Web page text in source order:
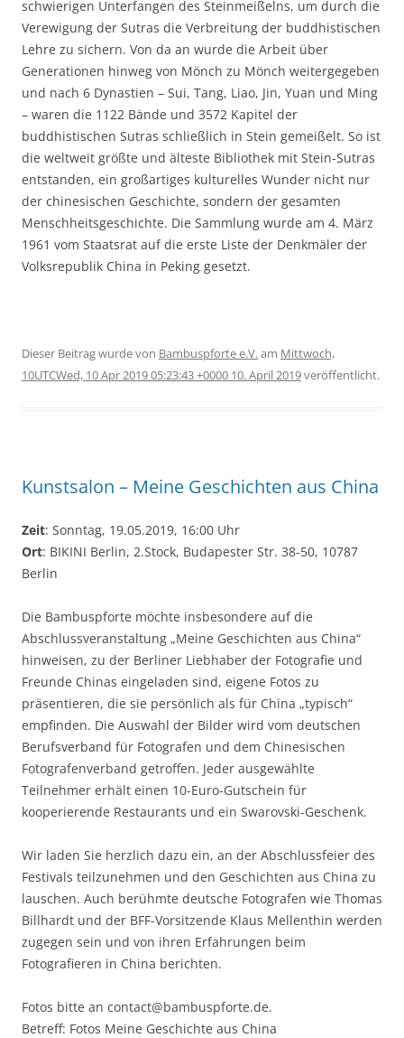
schwierigen Unterfangen des Steinmeißelns, um durch die
Verewigung der Sutras die Verbreitung der buddhistischen
Lehre zu sichern. Von da an wurde die Arbeit über
Generationen hinweg von Mönch zu Mönch weitergegeben
und nach 6 Dynastien – Sui, Tang, Liao, Jin, Yuan und Ming
– waren die 1122 Bände und 3572 Kapitel der
buddhistischen Sutras schließlich in Stein gemeißelt. So ist
die weltweit größte und älteste Bibliothek mit Stein-Sutras
entstanden, ein großartiges kulturelles Wunder nicht nur
der chinesischen Geschichte, sondern der gesamten
Menschheitsgeschichte. Die Sammlung wurde am 4. März
1961 vom Staatsrat auf die erste Liste der Denkmäler der
Volksrepublik China in Peking gesetzt.
Dieser Beitrag wurdevon Bambuspforte e.V.am Mittwoch,
10UTCWed, 10 Apr 2019 05:23:43 +0000 10. April 2019veröffentlicht.
Kunstsalon – Meine Geschichten aus China
Zeit: Sonntag, 19.05.2019, 16:00 Uhr
Ort: BIKINI Berlin, 2.Stock, Budapester Str. 38-50, 10787
Berlin
Die Bambuspforte möchte insbesondere auf die
Abschlussveranstaltung „Meine Geschichten aus China“
hinweisen, zu der Berliner Liebhaber der Fotografie und
Freunde Chinas eingeladen sind, eigene Fotos zu
präsentieren, die sie persönlich als für China „typisch“
empfinden. Die Auswahl der Bilder wird vom deutschen
Berufsverband für Fotografen und dem Chinesischen
Fotografenverband getroffen. Jeder ausgewählte
Teilnehmer erhält einen 10-Euro-Gutschein für
kooperierende Restaurants und ein Swarovski-Geschenk.
Wir laden Sie herzlich dazu ein, an der Abschlussfeier des
Festivals teilzunehmen und den Geschichten aus China zu
lauschen. Auch berühmte deutsche Fotografen wie Thomas
Billhardt und der BFF-Vorsitzende Klaus Mellenthin werden
zugegen sein und von ihren Erfahrungen beim
Fotografieren in China berichten.
Fotos bitte an contact@bambuspforte.de.
Betreff: Fotos Meine Geschichte aus China